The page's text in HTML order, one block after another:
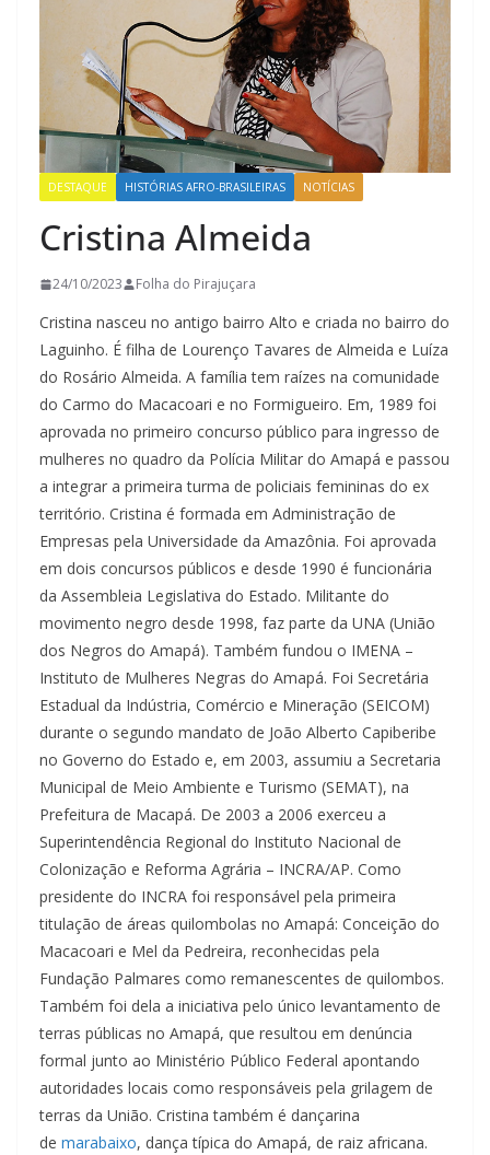
DESTAQUE HISTÓRIAS AFRO-BRASILEIRAS NOTÍCIAS
Cristina Almeida
24/10/2023 Folha do Pirajuçara
Cristina nasceu no antigo bairro Alto e criada no bairro do
Laguinho. É filha de Lourenço Tavares de Almeida e Luíza
do Rosário Almeida. A família tem raízes na comunidade
do Carmo do Macacoari e no Formigueiro. Em, 1989 foi
aprovada no primeiro concurso público para ingresso de
mulheres no quadro da Polícia Militar do Amapá e passou
a integrar a primeira turma de policiais femininas do ex
território. Cristina é formada em Administração de
Empresas pela Universidade da Amazônia. Foi aprovada
em dois concursos públicos e desde 1990 é funcionária
da Assembleia Legislativa do Estado. Militante do
movimento negro desde 1998, faz parte da UNA (União
dos Negros do Amapá). Também fundou o IMENA –
Instituto de Mulheres Negras do Amapá. Foi Secretária
Estadual da Indústria, Comércio e Mineração (SEICOM)
durante o segundo mandato de João Alberto Capiberibe
no Governo do Estado e, em 2003, assumiu a Secretaria
Municipal de Meio Ambiente e Turismo (SEMAT), na
Prefeitura de Macapá. De 2003 a 2006 exerceu a
Superintendência Regional do Instituto Nacional de
Colonização e Reforma Agrária – INCRA/AP. Como
presidente do INCRA foi responsável pela primeira
titulação de áreas quilombolas no Amapá: Conceição do
Macacoari e Mel da Pedreira, reconhecidas pela
Fundação Palmares como remanescentes de quilombos.
Também foi dela a iniciativa pelo único levantamento de
terras públicas no Amapá, que resultou em denúncia
formal junto ao Ministério Público Federal apontando
autoridades locais como responsáveis pela grilagem de
terras da União. Cristina também é dançarina
de marabaixo, dança típica do Amapá, de raiz africana.